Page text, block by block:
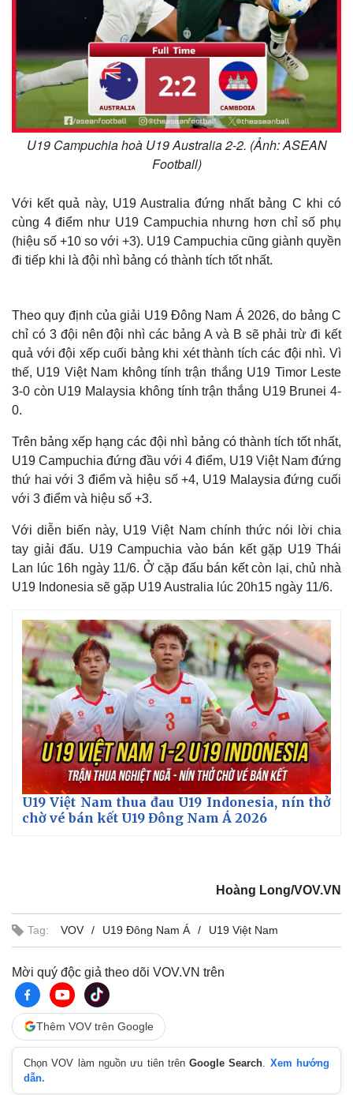
Thế giới
Quan sát
Cuộc sống đó đây
Multimedia
Video
Ảnh
Infographic
U19 Campuchia hoà U19 Australia 2-2. (Ảnh: ASEAN
Football)
Với kết quả này, U19 Australia đứng nhất bảng C khi có
cùng 4 điểm như U19 Campuchia nhưng hơn chỉ số phụ
(hiệu số +10 so với +3). U19 Campuchia cũng giành quyền
đi tiếp khi là đội nhì bảng có thành tích tốt nhất.
Theo quy định của giải U19 Đông Nam Á 2026, do bảng C
chỉ có 3 đội nên đội nhì các bảng A và B sẽ phải trừ đi kết
quả với đội xếp cuối bảng khi xét thành tích các đội nhì. Vì
thế, U19 Việt Nam không tính trận thắng U19 Timor Leste
3-0 còn U19 Malaysia không tính trận thắng U19 Brunei 4-
0.
Trên bảng xếp hạng các đội nhì bảng có thành tích tốt nhất,
U19 Campuchia đứng đầu với 4 điểm, U19 Việt Nam đứng
thứ hai với 3 điểm và hiệu số +4, U19 Malaysia đứng cuối
với 3 điểm và hiệu số +3.
Với diễn biến này, U19 Việt Nam chính thức nói lời chia
tay giải đấu. U19 Campuchia vào bán kết gặp U19 Thái
Lan lúc 16h ngày 11/6. Ở cặp đấu bán kết còn lại, chủ nhà
U19 Indonesia sẽ gặp U19 Australia lúc 20h15 ngày 11/6.
U19 Việt Nam thua đau U19 Indonesia, nín thở
chờ vé bán kết U19 Đông Nam Á 2026
Hoàng Long/VOV.VN
Tag: VOV U19 Đông Nam Á U19 Việt Nam
Mời quý độc giả theo dõi VOV.VN trên
Thêm VOV trên Google
Chọn VOV làm nguồn ưu tiên trênGoogle Search
Xem hướng
dẫn.